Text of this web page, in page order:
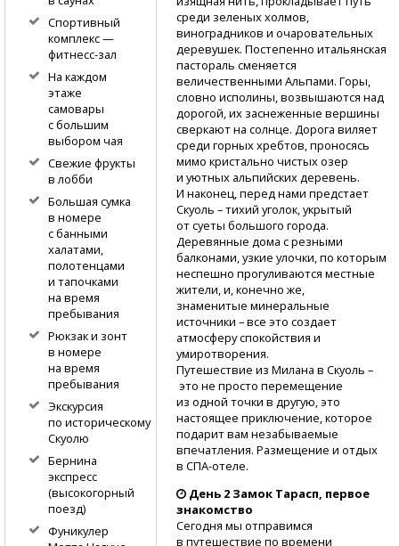
среди зеленых холмов,
виноградников и очаровательных
деревушек. Постепенно итальянская
пастораль сменяется
величественными Альпами. Горы,
словно исполины, возвышаются над
дорогой, их заснеженные вершины
сверкают на солнце. Дорога виляет
среди горных хребтов, проносясь
мимо кристально чистых озер
и уютных альпийских деревень.
И наконец, перед нами предстает
Скуоль – тихий уголок, укрытый
от суеты большого города.
Деревянные дома с резными
балконами, узкие улочки, по которым
неспешно прогуливаются местные
жители, и, конечно же,
знаменитые минеральные
источники – все это создает
атмосферу спокойствия и
умиротворения.
Путешествие из Милана в Скуоль –
это не просто перемещение
из одной точки в другую, это
настоящее приключение, которое
подарит вам незабываемые
впечатления. Размещение и отдых
в СПА-отеле.
День 2 Замок Тарасп, первое
знакомство
Сегодня мы отправимся
в путешествие по времени
Спортивный
комплекс —
фитнесс-зал
На каждом
этаже
самовары
с большим
выбором чая
Свежие фрукты
в лобби
Большая сумка
в номере
с банными
халатами,
полотенцами
и тапочками
на время
пребывания
Рюкзак и зонт
в номере
на время
пребывания
Экскурсия
по историческому
Скуолю
Бернина
экспресс
(высокогорный
поезд)
Фуникулер